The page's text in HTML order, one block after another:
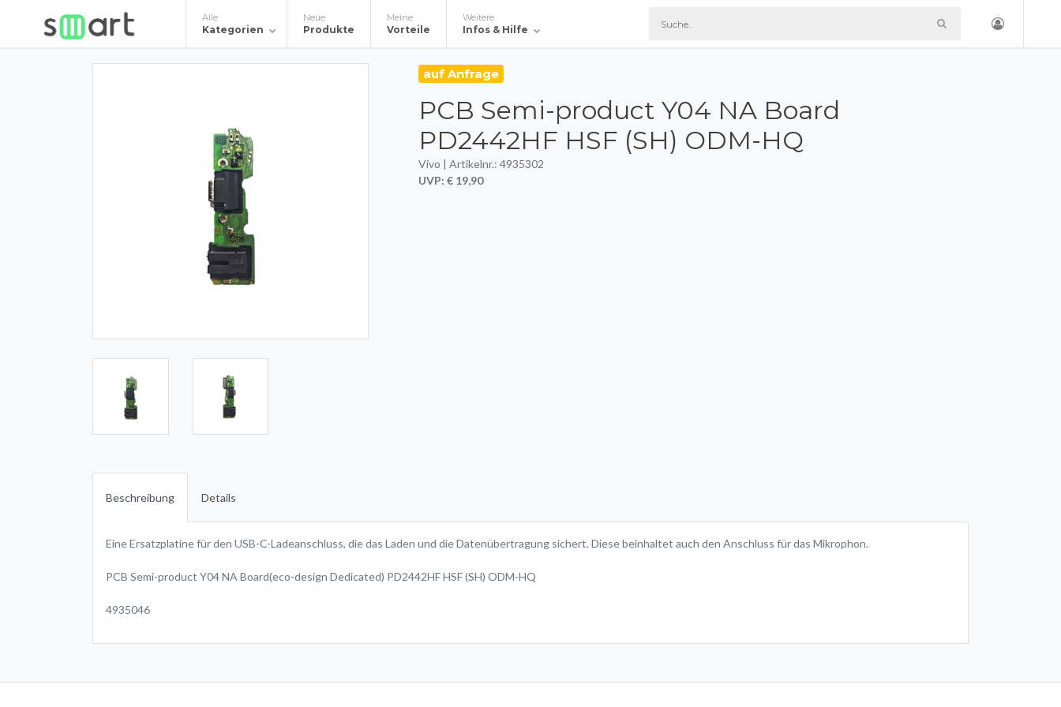
Alle
Kategorien
Neue
Produkte
Meine
Vorteile
Weitere
Infos & Hilfe
auf Anfrage
PCB Semi-product Y04 NA Board
PD2442HF HSF (SH) ODM-HQ
Vivo | Artikelnr.: 4935302
UVP: € 19,90
Beschreibung Details
Eine Ersatzplatine für den USB-C-Ladeanschluss, die das Laden und die Datenübertragung sichert. Diese beinhaltet auch den Anschluss für das Mikrophon.
PCB Semi-product Y04 NA Board(eco-design Dedicated) PD2442HF HSF (SH) ODM-HQ
4935046